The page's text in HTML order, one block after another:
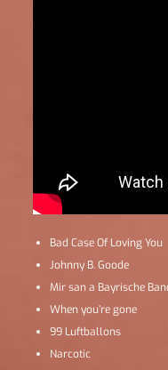
Bad Case Of Loving You
Johnny B. Goode
Mir san a Bayrische
When you’re gone
99 Luftballons
Narcotic